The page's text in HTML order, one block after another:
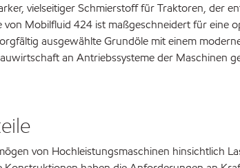
vielseitiger Schmierstoff für Traktoren,
Mobilfluid 424 ist maßgeschneidert für
ausgewählte Grundöle mit einem
an Antriebssysteme der Maschinen
von Hochleistungsmaschinen hinsichtlich